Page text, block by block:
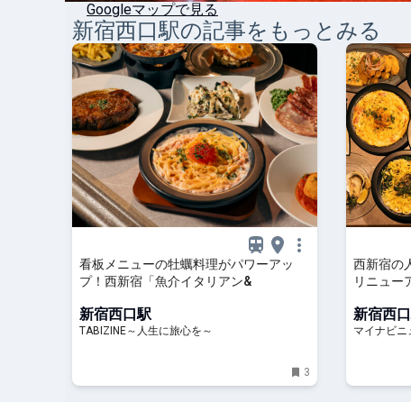
Googleマップで見る
新宿西口駅の記事をもっとみる
看板メニューの牡蠣料理がパワーアッ
プ！西新宿「魚介イタリアン&
新宿西口駅
TABIZINE～人生に旅心を～
3
西新宿の
リニュー
新宿西
マイナビニ